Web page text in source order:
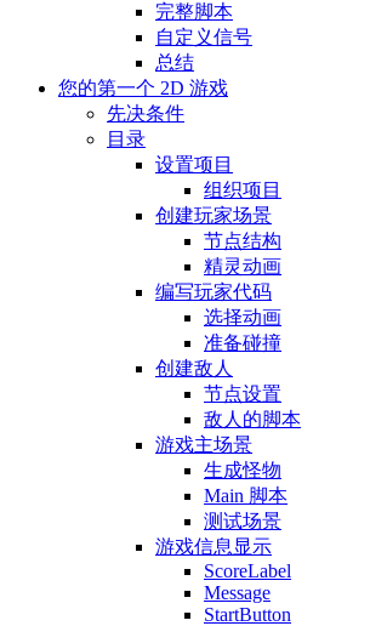
完整脚本
自定义信号
总结
您的第一个 2D 游戏
先决条件
目录
设置项目
组织项目
创建玩家场景
节点结构
精灵动画
编写玩家代码
选择动画
准备碰撞
创建敌人
节点设置
敌人的脚本
游戏主场景
生成怪物
Main 脚本
测试场景
游戏信息显示
ScoreLabel
Message
StartButton